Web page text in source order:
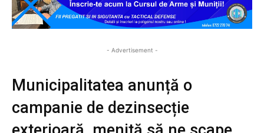
- Advertisement -
Municipalitatea anunță o
campanie de dezinsecție